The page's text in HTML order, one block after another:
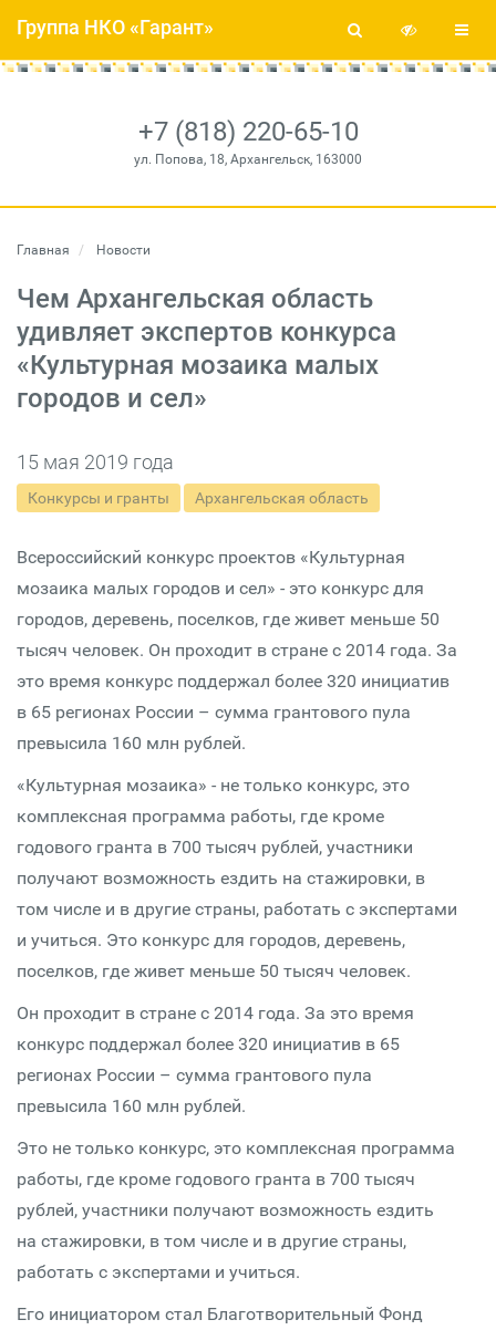
+7 (818) 220-65-10
ул. Попова, 18, Архангельск, 163000
Группа НКО «Гарант»
Главная Новости
Чем Архангельская область
удивляет экспертов конкурса
«Культурная мозаика малых
городов и сел»
15 мая 2019 года
Конкурсы и гранты Архангельская область
Всероссийский конкурс проектов «Культурная
мозаика малых городов и сел» - это конкурс для
городов, деревень, поселков, где живет меньше 50
тысяч человек. Он проходит в стране с 2014 года. За
это время конкурс поддержал более 320 инициатив
в 65 регионах России – сумма грантового пула
превысила 160 млн рублей.
«Культурная мозаика» - не только конкурс, это
комплексная программа работы, где кроме
годового гранта в 700 тысяч рублей, участники
получают возможность ездить на стажировки, в
том числе и в другие страны, работать с экспертами
и учиться. Это конкурс для городов, деревень,
поселков, где живет меньше 50 тысяч человек.
Он проходит в стране с 2014 года. За это время
конкурс поддержал более 320 инициатив в 65
регионах России – сумма грантового пула
превысила 160 млн рублей.
Это не только конкурс, это комплексная программа
работы, где кроме годового гранта в 700 тысяч
рублей, участники получают возможность ездить
на стажировки, в том числе и в другие страны,
работать с экспертами и учиться.
Его инициатором стал Благотворительный Фонд